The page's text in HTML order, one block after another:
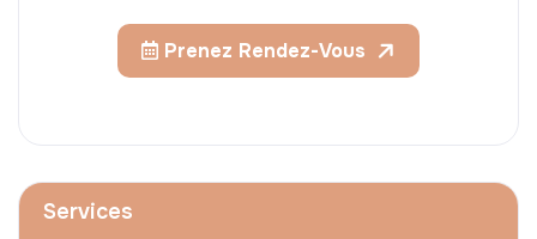
Prenez Rendez-Vous
Services